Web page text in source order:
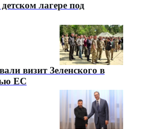
лагере под
визит Зеленского в
ЕС